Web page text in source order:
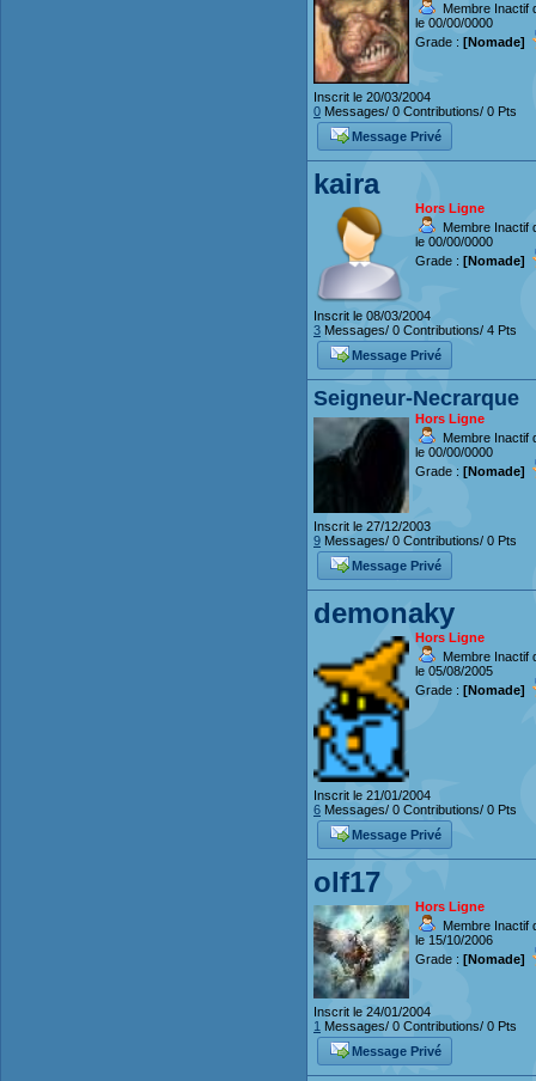
Membre Inactif
le 00/00/0000
Grade : [Nomade]
Inscrit le 20/03/2004
0 Messages/ 0 Contributions/ 0 Pts
Message Privé
kaira
Hors Ligne
Membre Inactif
le 00/00/0000
Grade : [Nomade]
Inscrit le 08/03/2004
3 Messages/ 0 Contributions/ 4 Pts
Message Privé
Seigneur-Necrarque
Hors Ligne
Membre Inactif
le 00/00/0000
Grade : [Nomade]
Inscrit le 27/12/2003
9 Messages/ 0 Contributions/ 0 Pts
Message Privé
demonaky
Hors Ligne
Membre Inactif
le 05/08/2005
Grade : [Nomade]
Inscrit le 21/01/2004
6 Messages/ 0 Contributions/ 0 Pts
Message Privé
olf17
Hors Ligne
Membre Inactif
le 15/10/2006
Grade : [Nomade]
Inscrit le 24/01/2004
1 Messages/ 0 Contributions/ 0 Pts
Message Privé